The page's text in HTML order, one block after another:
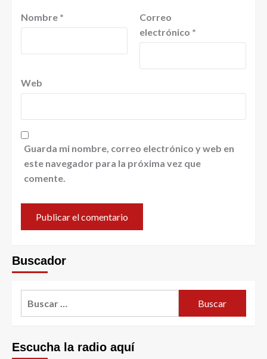
Nombre *
Correo
electrónico *
Web
Guarda mi nombre, correo electrónico y web en
este navegador para la próxima vez que
comente.
Buscador
Escucha la radio aquí